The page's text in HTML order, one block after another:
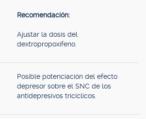
Recomendación:
Ajustar la dosis del
dextropropoxifeno.
Posible potenciación del efecto
depresor sobre el SNC de los
antidepresivos tricíclicos.